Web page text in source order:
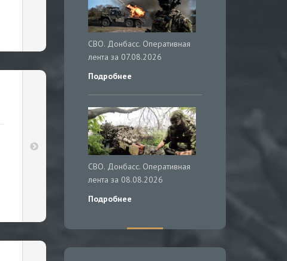
СВО. Донбасс. Оперативная
лента за 07.08.2026
Подробнее
СВО. Донбасс. Оперативная
лента за 08.08.2026
Подробнее